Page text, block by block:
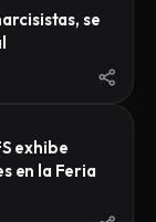
se
exhibe
en la Feria